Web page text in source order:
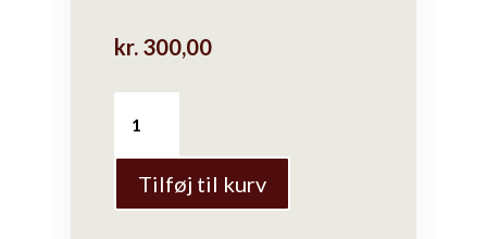
kr.300,00
Nguyen
-
Kop
uden
Tilføj til kurv